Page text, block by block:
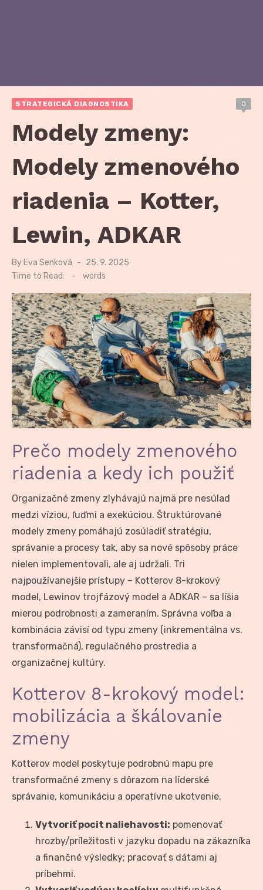
STRATEGICKÁ DIAGNOSTIKA 0
Modely zmeny:
Modely zmenového
riadenia – Kotter,
Lewin, ADKAR
By Eva Senková
Posted
on
25. 9. 2025
Time to Read:
- words
Prečo modely zmenového
riadenia a kedy ich použiť
Organizačné zmeny zlyhávajú najmä pre nesúlad
medzi víziou, ľuďmi a exekúciou. Štruktúrované
modely zmeny pomáhajú zosúladiť stratégiu,
správanie a procesy tak, aby sa nové spôsoby práce
nielen implementovali, ale aj udržali. Tri
najpoužívanejšie prístupy – Kotterov 8-krokový
model, Lewinov trojfázový model a ADKAR – sa líšia
mierou podrobnosti a zameraním. Správna voľba a
kombinácia závisí od typu zmeny (inkrementálna vs.
transformačná), regulačného prostredia a
organizačnej kultúry.
Kotterov 8-krokový model:
mobilizácia a škálovanie
zmeny
Kotterov model poskytuje podrobnú mapu pre
transformačné zmeny s dôrazom na líderské
správanie, komunikáciu a operatívne ukotvenie.
Vytvoriť pocit naliehavosti: pomenovať
hrozby/príležitosti v jazyku dopadu na zákazníka
a finančné výsledky; pracovať s dátami aj
príbehmi.